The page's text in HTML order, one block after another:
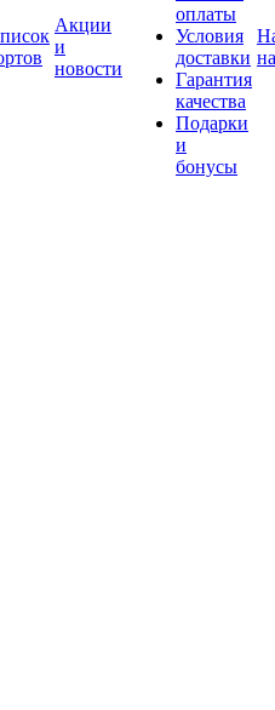
Акции
и
новости
оплаты
Условия
доставки
Гарантия
качества
Подарки
и
бонусы